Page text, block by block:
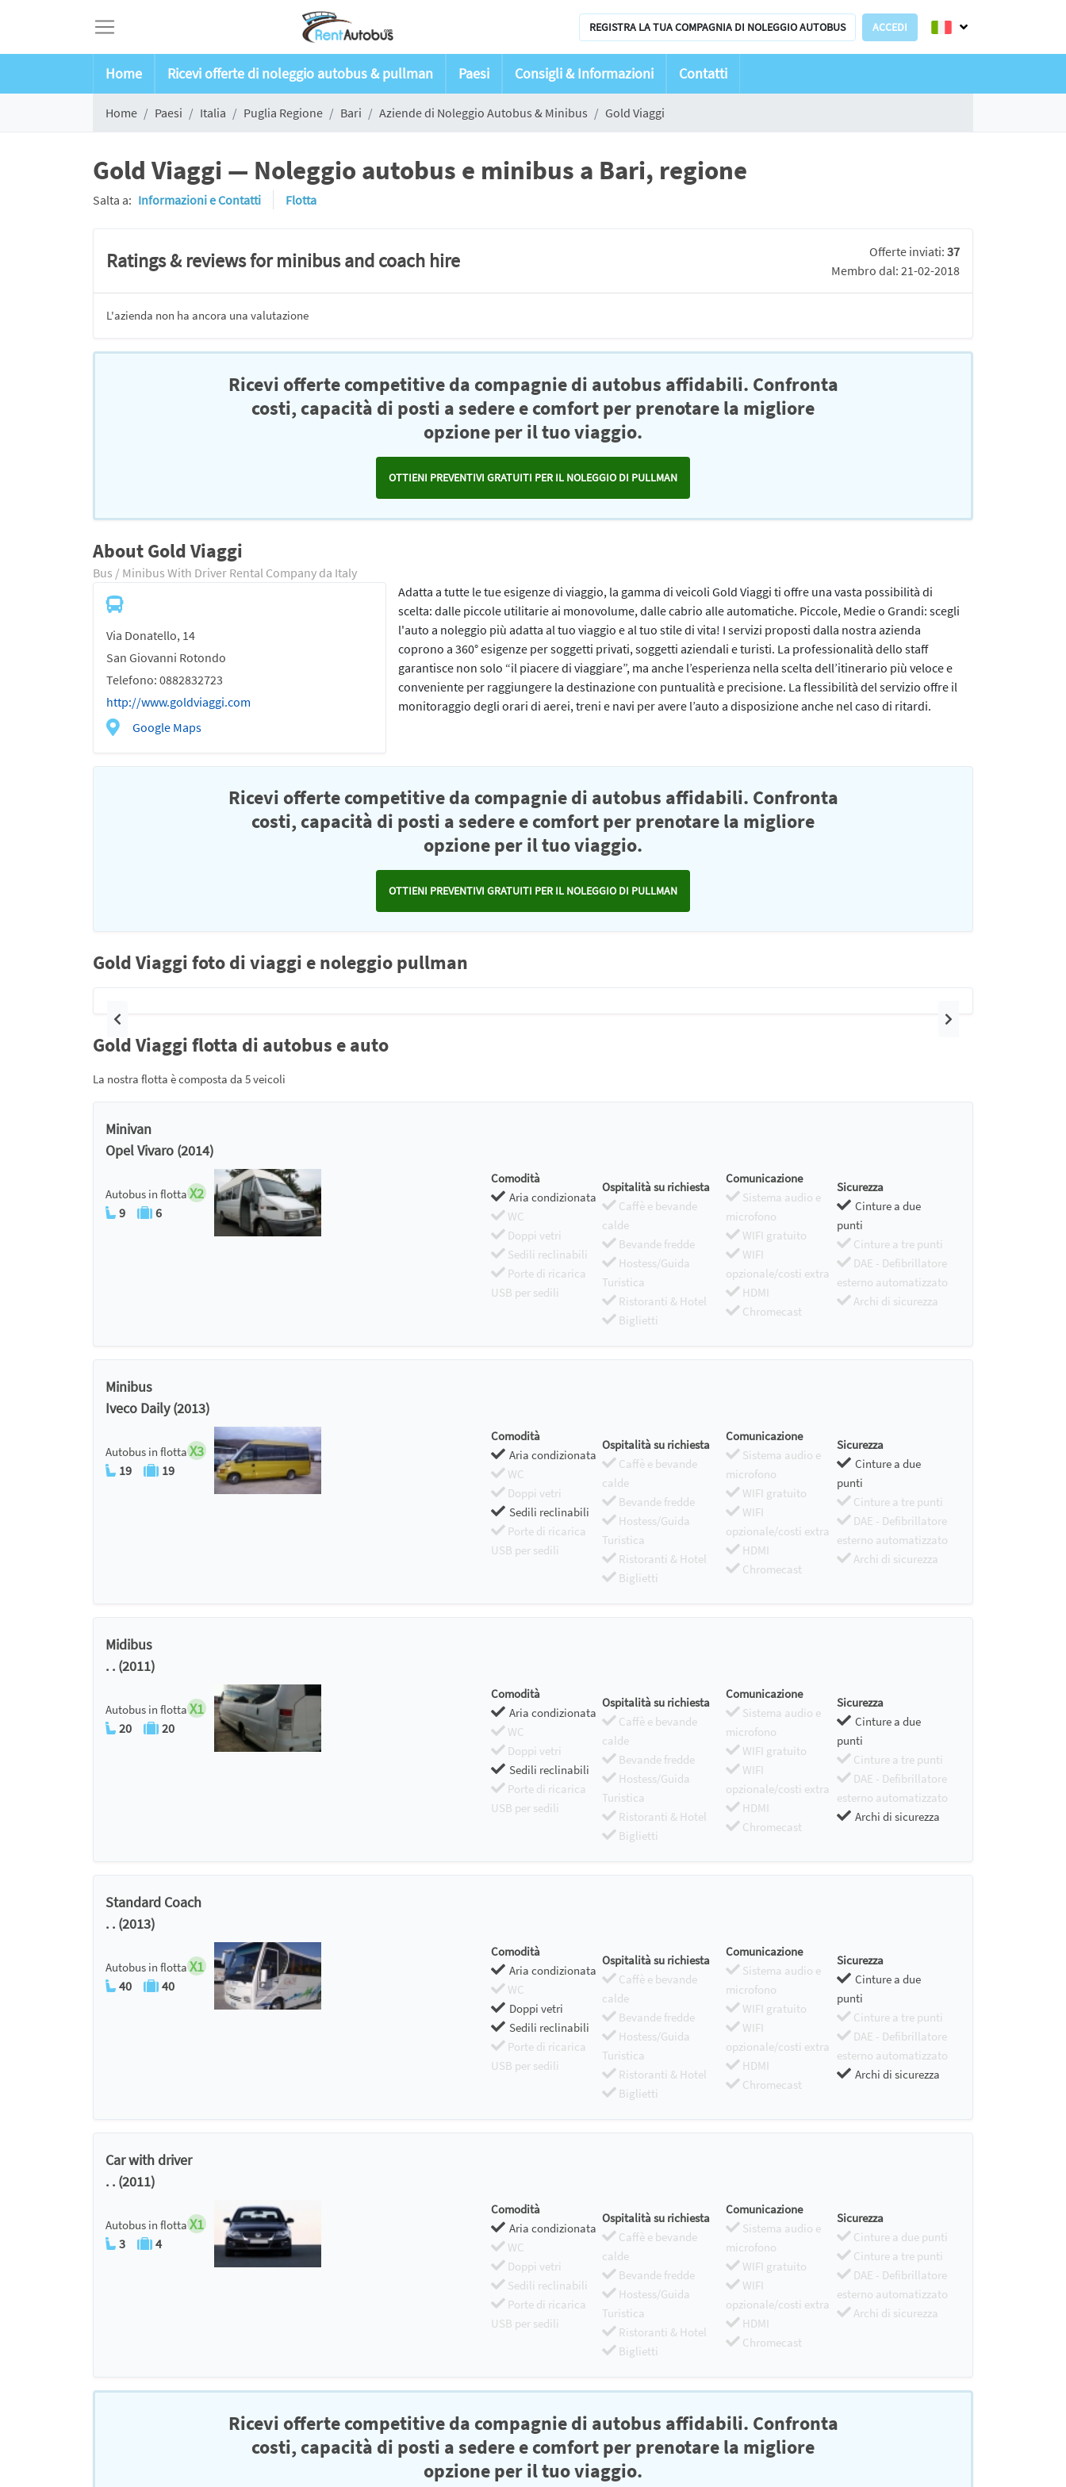
REGISTRA LA TUA COMPAGNIA DI NOLEGGIO AUTOBUS ACCEDI
Home Ricevi offerte di noleggio autobus & pullman Paesi Consigli & Informazioni Contatti
Home Paesi Italia Puglia Regione Bari Aziende di Noleggio Autobus & Minibus Gold Viaggi
Gold Viaggi — Noleggio autobus e minibus a Bari, regione
Salta a: Informazioni e Contatti Flotta
Ratings & reviews for minibus and coach hire Offerte inviati: 37
Membro dal: 21-02-2018
L'azienda non ha ancora una valutazione
Ricevi offerte competitive da compagnie di autobus affidabili. Confronta
costi, capacità di posti a sedere e comfort per prenotare la migliore
opzione per il tuo viaggio.
OTTIENI PREVENTIVI GRATUITI PER IL NOLEGGIO DI PULLMAN
About Gold Viaggi
Bus / Minibus With Driver Rental Company da Italy
Via Donatello, 14
San Giovanni Rotondo
Telefono: 0882832723
http://www.goldviaggi.com
Google Maps
Adatta a tutte le tue esigenze di viaggio, la gamma di veicoli Gold Viaggi ti offre una vasta possibilità di
scelta: dalle piccole utilitarie ai monovolume, dalle cabrio alle automatiche. Piccole, Medie o Grandi: scegli
l'auto a noleggio più adatta al tuo viaggio e al tuo stile di vita! I servizi proposti dalla nostra azienda
coprono a 360° esigenze per soggetti privati, soggetti aziendali e turisti. La professionalità dello staff
garantisce non solo “il piacere di viaggiare”, ma anche l’esperienza nella scelta dell’itinerario più veloce e
conveniente per raggiungere la destinazione con puntualità e precisione. La flessibilità del servizio offre il
monitoraggio degli orari di aerei, treni e navi per avere l’auto a disposizione anche nel caso di ritardi.
Ricevi offerte competitive da compagnie di autobus affidabili. Confronta
costi, capacità di posti a sedere e comfort per prenotare la migliore
opzione per il tuo viaggio.
OTTIENI PREVENTIVI GRATUITI PER IL NOLEGGIO DI PULLMAN
Gold Viaggi foto di viaggi e noleggio pullman
Precedente Prossimo
Gold Viaggi flotta di autobus e auto
La nostra flotta è composta da 5 veicoli
Minivan
Opel Vivaro (2014)
Autobus in flotta X2
9 6
Comodità
Aria condizionata
WC
Doppi vetri
Sedili reclinabili
Porte di ricarica
USB per sedili
Ospitalità su richiesta
Caffè e bevande
calde
Bevande fredde
Hostess/Guida
Turistica
Ristoranti & Hotel
Biglietti
Comunicazione
Sistema audio e
microfono
WIFI gratuito
WIFI
opzionale/costi extra
HDMI
Chromecast
Sicurezza
Cinture a due
punti
Cinture a tre punti
DAE - Defibrillatore
esterno automatizzato
Archi di sicurezza
Minibus
Iveco Daily (2013)
Autobus in flotta X3
19 19
Comodità
Aria condizionata
WC
Doppi vetri
Sedili reclinabili
Porte di ricarica
USB per sedili
Ospitalità su richiesta
Caffè e bevande
calde
Bevande fredde
Hostess/Guida
Turistica
Ristoranti & Hotel
Biglietti
Comunicazione
Sistema audio e
microfono
WIFI gratuito
WIFI
opzionale/costi extra
HDMI
Chromecast
Sicurezza
Cinture a due
punti
Cinture a tre punti
DAE - Defibrillatore
esterno automatizzato
Archi di sicurezza
Midibus
. . (2011)
Autobus in flotta X1
20 20
Comodità
Aria condizionata
WC
Doppi vetri
Sedili reclinabili
Porte di ricarica
USB per sedili
Ospitalità su richiesta
Caffè e bevande
calde
Bevande fredde
Hostess/Guida
Turistica
Ristoranti & Hotel
Biglietti
Comunicazione
Sistema audio e
microfono
WIFI gratuito
WIFI
opzionale/costi extra
HDMI
Chromecast
Sicurezza
Cinture a due
punti
Cinture a tre punti
DAE - Defibrillatore
esterno automatizzato
Archi di sicurezza
Standard Coach
. . (2013)
Autobus in flotta X1
40 40
Comodità
Aria condizionata
WC
Doppi vetri
Sedili reclinabili
Porte di ricarica
USB per sedili
Ospitalità su richiesta
Caffè e bevande
calde
Bevande fredde
Hostess/Guida
Turistica
Ristoranti & Hotel
Biglietti
Comunicazione
Sistema audio e
microfono
WIFI gratuito
WIFI
opzionale/costi extra
HDMI
Chromecast
Sicurezza
Cinture a due
punti
Cinture a tre punti
DAE - Defibrillatore
esterno automatizzato
Archi di sicurezza
Car with driver
. . (2011)
Autobus in flotta X1
3 4
Comodità
Aria condizionata
WC
Doppi vetri
Sedili reclinabili
Porte di ricarica
USB per sedili
Ospitalità su richiesta
Caffè e bevande
calde
Bevande fredde
Hostess/Guida
Turistica
Ristoranti & Hotel
Biglietti
Comunicazione
Sistema audio e
microfono
WIFI gratuito
WIFI
opzionale/costi extra
HDMI
Chromecast
Sicurezza
Cinture a due punti
Cinture a tre punti
DAE - Defibrillatore
esterno automatizzato
Archi di sicurezza
Ricevi offerte competitive da compagnie di autobus affidabili. Confronta
costi, capacità di posti a sedere e comfort per prenotare la migliore
opzione per il tuo viaggio.